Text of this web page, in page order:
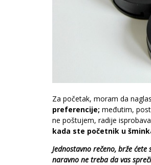
Za početak, moram da
preferencije; međutim,
ne poštujem, radije
kada ste početnik u
Jednostavno rečeno, brže
naravno ne treba da vas